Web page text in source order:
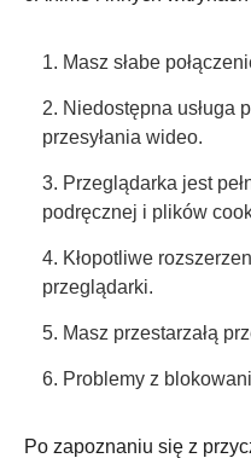
1. Masz słabe
2. Niedostępna usługa
przesyłania wideo.
3. Przeglądarka jest
podręcznej i plików
4. Kłopotliwe
przeglądarki.
5. Masz przestarzałą
6. Problemy z
Po zapoznaniu się z